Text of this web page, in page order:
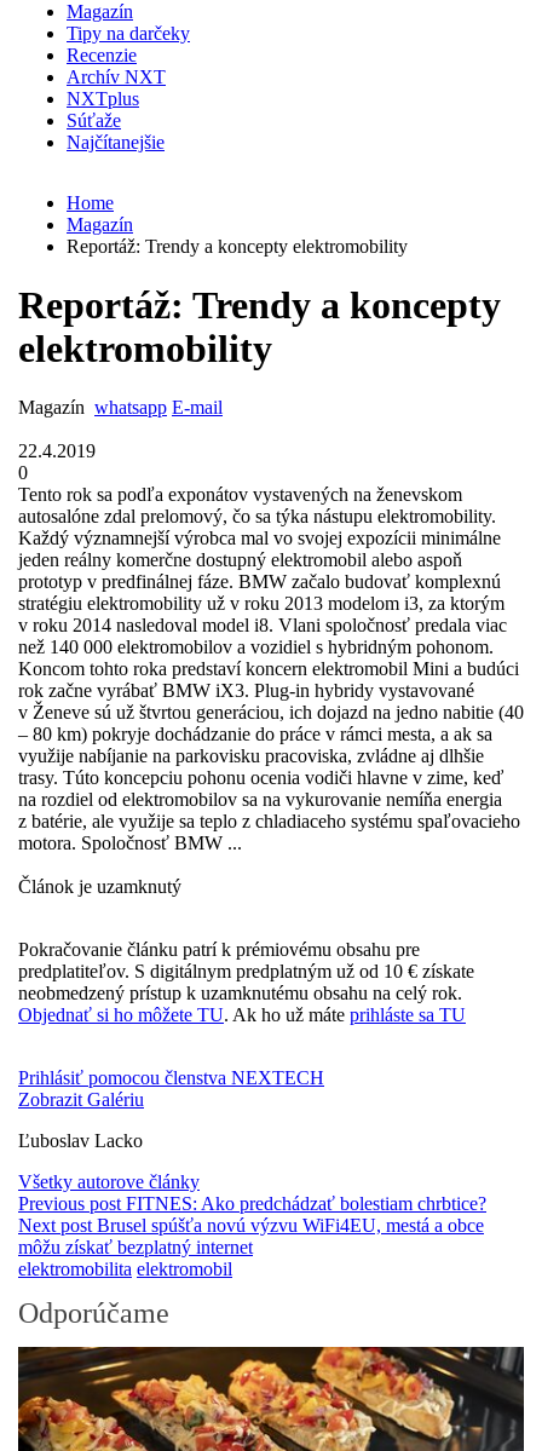
Magazín
Tipy na darčeky
Recenzie
Archív NXT
NXTplus
Súťaže
Najčítanejšie
Home
Magazín
Reportáž: Trendy a koncepty elektromobility
Reportáž: Trendy a koncepty
elektromobility
Magazín whatsapp E-mail
22.4.2019
0
Tento rok sa podľa exponátov vystavených na ženevskom
autosalóne zdal prelomový, čo sa týka nástupu elektromobility.
Každý významnejší výrobca mal vo svojej expozícii minimálne
jeden reálny komerčne dostupný elektromobil alebo aspoň
prototyp v predfinálnej fáze. BMW začalo budovať komplexnú
stratégiu elektromobility už v roku 2013 modelom i3, za ktorým
v roku 2014 nasledoval model i8. Vlani spoločnosť predala viac
než 140 000 elektromobilov a vozidiel s hybridným pohonom.
Koncom tohto roka predstaví koncern elektromobil Mini a budúci
rok začne vyrábať BMW iX3. Plug-in hybridy vystavované
v Ženeve sú už štvrtou generáciou, ich dojazd na jedno nabitie (40
– 80 km) pokryje dochádzanie do práce v rámci mesta, a ak sa
využije nabíjanie na parkovisku pracoviska, zvládne aj dlhšie
trasy. Túto koncepciu pohonu ocenia vodiči hlavne v zime, keď
na rozdiel od elektromobilov sa na vykurovanie nemíňa energia
z batérie, ale využije sa teplo z chladiaceho systému spaľovacieho
motora. Spoločnosť BMW ...
Článok je uzamknutý
Pokračovanie článku patrí k prémiovému obsahu pre
predplatiteľov. S digitálnym predplatným už od 10 € získate
neobmedzený prístup k uzamknutému obsahu na celý rok.
Objednať si ho môžete TU. Ak ho už máte prihláste sa TU
Prihlásiť pomocou členstva NEXTECH
Zobrazit Galériu
Ľuboslav Lacko
Všetky autorove články
Previous post FITNES: Ako predchádzať bolestiam chrbtice?
Next post Brusel spúšťa novú výzvu WiFi4EU, mestá a obce
môžu získať bezplatný internet
elektromobilita elektromobil
Odporúčame